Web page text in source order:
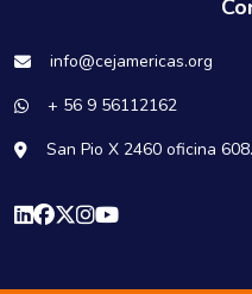
info@cejamericas.org
+ 56 9 56112162
San Pio X 2460 oficina